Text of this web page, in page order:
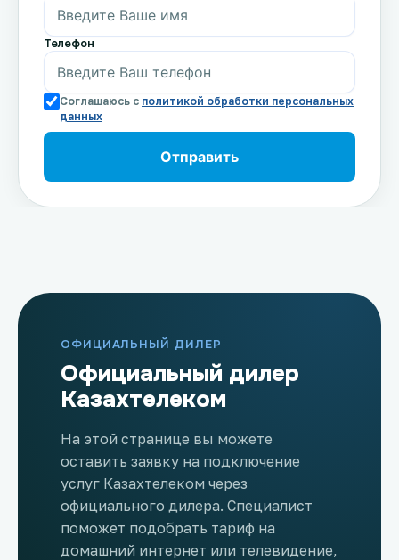
Телефон
Соглашаюсь с политикой обработки персональных
данных
ОФИЦИАЛЬНЫЙ ДИЛЕР
Официальный дилер
Казахтелеком
На этой странице вы можете
оставить заявку на подключение
услуг Казахтелеком через
официального дилера. Специалист
поможет подобрать тариф на
домашний интернет или телевидение,